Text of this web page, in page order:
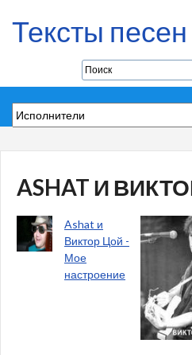
Тексты песен
ASHAT И
Ashat и
Виктор Цой -
Мое
настроение